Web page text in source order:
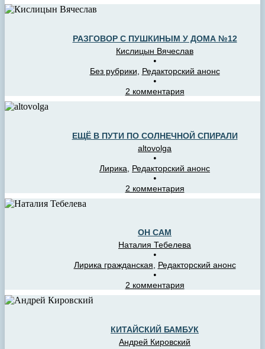
РАЗГОВОР С ПУШКИНЫМ У ДОМА №12
Кислицын Вячеслав
•
Без рубрики Редакторский анонс
•
2 комментария
ЕЩЁ В ПУТИ ПО СОЛНЕЧНОЙ СПИРАЛИ
altovolga
•
Лирика Редакторский анонс
•
2 комментария
ОН САМ
Наталия Тебелева
•
Лирика гражданская, Редакторский анонс
•
2 комментария
КИТАЙСКИЙ БАМБУК
Андрей Кировский